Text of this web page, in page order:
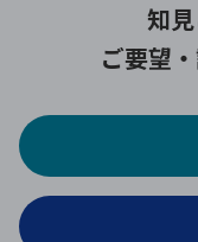
知
ご要望